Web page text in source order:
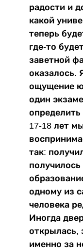
радости и
какой
теперь
где-то
заветной
оказалось.
ощущение
один
17-18 лет
так:
одному из
человека
Иногда
открылась,
именно за